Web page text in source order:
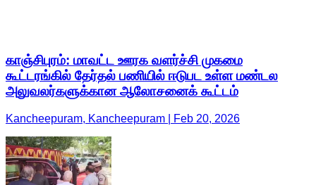
காஞ்சிபுரம்: மாவட்ட ஊரக வளர்ச்சி முகமை
கூட்டரங்கில் தேர்தல் பணியில் ஈடுபட உள்ள மண்டல
அலுவலர்களுக்கான ஆலோசனைக் கூட்டம்
Kancheepuram, Kancheepuram | Feb 20, 2026